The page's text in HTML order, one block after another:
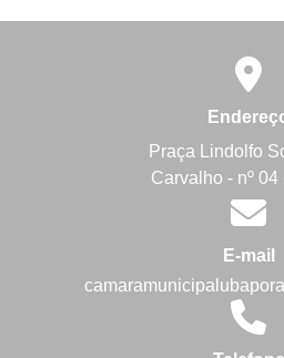
Praça Lindolfo
Carvalho - nº 04
E-mail